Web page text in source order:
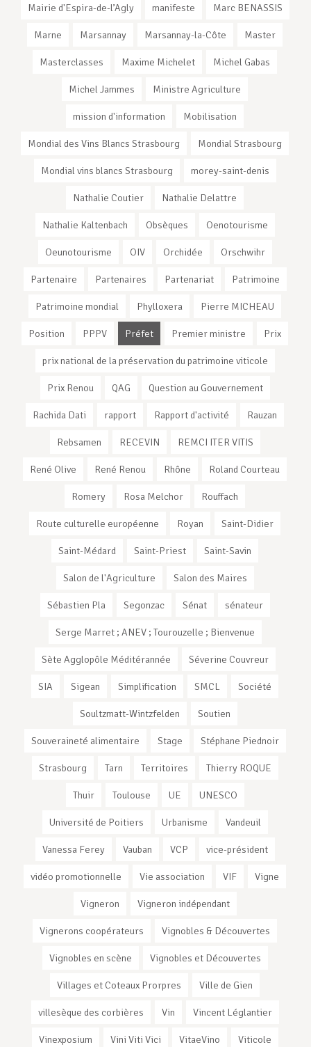
Mairie d'Espira-de-l’Agly manifeste Marc BENASSIS
Marne Marsannay Marsannay-la-Côte Master
Masterclasses Maxime Michelet Michel Gabas
Michel Jammes Ministre Agriculture
mission d'information Mobilisation
Mondial des Vins Blancs Strasbourg Mondial Strasbourg
Mondial vins blancs Strasbourg morey-saint-denis
Nathalie Coutier Nathalie Delattre
Nathalie Kaltenbach Obsèques Oenotourisme
Oeunotourisme OIV Orchidée Orschwihr
Partenaire Partenaires Partenariat Patrimoine
Patrimoine mondial Phylloxera Pierre MICHEAU
Position PPPV Préfet Premier ministre Prix
prix national de la préservation du patrimoine viticole
Prix Renou QAG Question au Gouvernement
Rachida Dati rapport Rapport d'activité Rauzan
Rebsamen RECEVIN REMCI ITER VITIS
René Olive René Renou Rhône Roland Courteau
Romery Rosa Melchor Rouffach
Route culturelle européenne Royan Saint-Didier
Saint-Médard Saint-Priest Saint-Savin
Salon de l'Agriculture Salon des Maires
Sébastien Pla Segonzac Sénat sénateur
Serge Marret ; ANEV ; Tourouzelle ; Bienvenue
Sète Agglopôle Méditérannée Séverine Couvreur
SIA Sigean Simplification SMCL Société
Soultzmatt-Wintzfelden Soutien
Souveraineté alimentaire Stage Stéphane Piednoir
Strasbourg Tarn Territoires Thierry ROQUE
Thuir Toulouse UE UNESCO
Université de Poitiers Urbanisme Vandeuil
Vanessa Ferey Vauban VCP vice-président
vidéo promotionnelle Vie association VIF Vigne
Vigneron Vigneron indépendant
Vignerons coopérateurs Vignobles & Découvertes
Vignobles en scène Vignobles et Découvertes
Villages et Coteaux Prorpres Ville de Gien
villesèque des corbières Vin Vincent Léglantier
Vinexposium Vini Viti Vici VitaeVino Viticole